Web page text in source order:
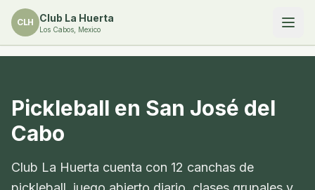
CLH Club La Huerta
Los Cabos, Mexico
Pickleball en San José del
Cabo
Club La Huerta cuenta con 12 canchas de